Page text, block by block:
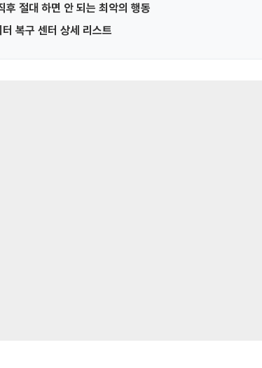
후 절대 하면 안 되는 최악의 행동
복구 센터 상세 리스트